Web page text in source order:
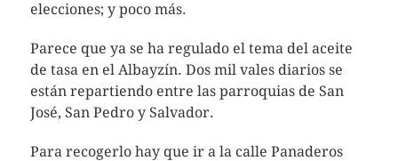
elecciones; y poco más.
Parece que ya se ha regulado el tema del aceite
de tasa en el Albayzín. Dos mil vales diarios se
están repartiendo entre las parroquias de San
José, San Pedro y Salvador.
Para recogerlo hay que ir a la calle Panaderos